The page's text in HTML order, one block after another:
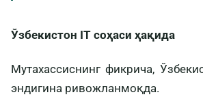
Ўзбекистон IT соҳаси ҳақида
Мутахассиснинг фикрича,
эндигина ривожланмоқда.